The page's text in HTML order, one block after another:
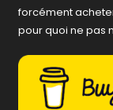
forcément
pour quoi ne pas